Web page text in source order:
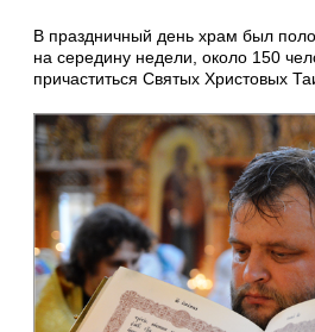
В праздничный день храм был
на середину недели, около 150
причаститься Святых Христовых